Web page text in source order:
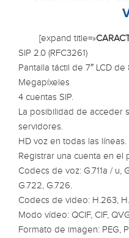
[expand title=»
SIP 2.0 (RFC3261)
Pantalla táctil de 7″ LCD
Megapíxeles
4 cuentas SIP.
La posibilidad de acceder
servidores.
HD voz en todas las líneas.
Registrar una cuenta en el
Codecs de voz: G.711a / u,
G.722, G.726.
Codecs de video: H.263,
Modo vídeo: QCIF, CIF,
Formato de imagen: PEG,